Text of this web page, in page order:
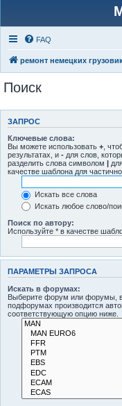
FAQ
ремонт немецких
Поиск
ЗАПРОС
Ключевые слова:
Вы можете использовать + ,
результатах, и - для слов,
разделить слова символом |
качестве шаблона для
Искать все слова
Искать любое слово/
Поиск по автору:
Используйте * в качестве
ПАРАМЕТРЫ ЗАПРОСА
Искать в форумах:
Выберите форум или форумы, в
подфорумах производится
соответствующую опцию ниже.